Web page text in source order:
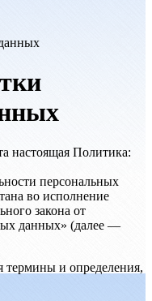
настоящая Политика:
персональных
во исполнение
закона от
данных» (далее —
и определения,